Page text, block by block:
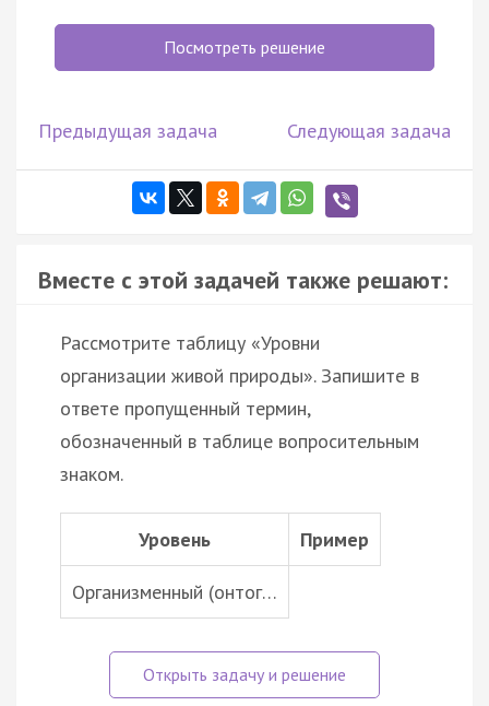
Посмотреть решение
Предыдущая задача Следующая задача
Вместе с этой задачей также решают:
Рассмотрите таблицу «Уровни
организации живой природы». Запишите в
ответе пропущенный термин,
обозначенный в таблице вопросительным
знаком.
Уровень Пример
Организменный (онтог…